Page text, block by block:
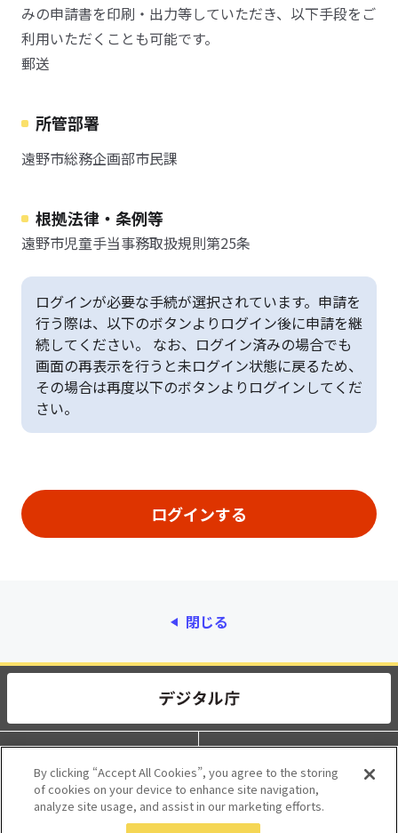
みの申請書を印刷・出力等していただき、以下手段をご
利用いただくことも可能です。
郵送
所管部署
遠野市総務企画部市民課
根拠法律・条例等
遠野市児童手当事務取扱規則第25条
ログインが必要な手続が選択されています。申請を
行う際は、以下のボタンよりログイン後に申請を継
続してください。 なお、ログイン済みの場合でも
画面の再表示を行うと未ログイン状態に戻るため、
その場合は再度以下のボタンよりログインしてくだ
さい。
閉じる
動作環境 個人情報保護
利用規約 アクセシビリティ
By clicking “Accept All Cookies”, you agree to the storing
of cookies on your device to enhance site navigation,
analyze site usage, and assist in our marketing efforts.